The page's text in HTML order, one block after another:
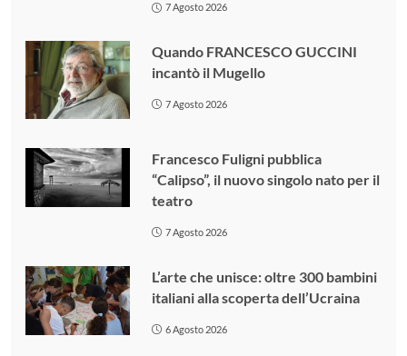
7 Agosto 2026
Quando FRANCESCO GUCCINI
incantò il Mugello
7 Agosto 2026
Francesco Fuligni pubblica
“Calipso”, il nuovo singolo nato per il
teatro
7 Agosto 2026
L’arte che unisce: oltre 300 bambini
italiani alla scoperta dell’Ucraina
6 Agosto 2026